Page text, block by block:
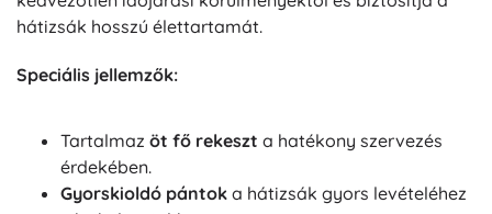
hátizsák hosszú élettartamát.
Speciális jellemzők:
Tartalmaz öt fő rekeszt a hatékony szervezés
érdekében.
Gyorskioldó pántok a hátizsák gyors levételéhez